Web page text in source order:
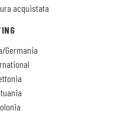
acquistata
Germania